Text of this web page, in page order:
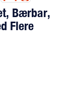
Bærbar,
Flere